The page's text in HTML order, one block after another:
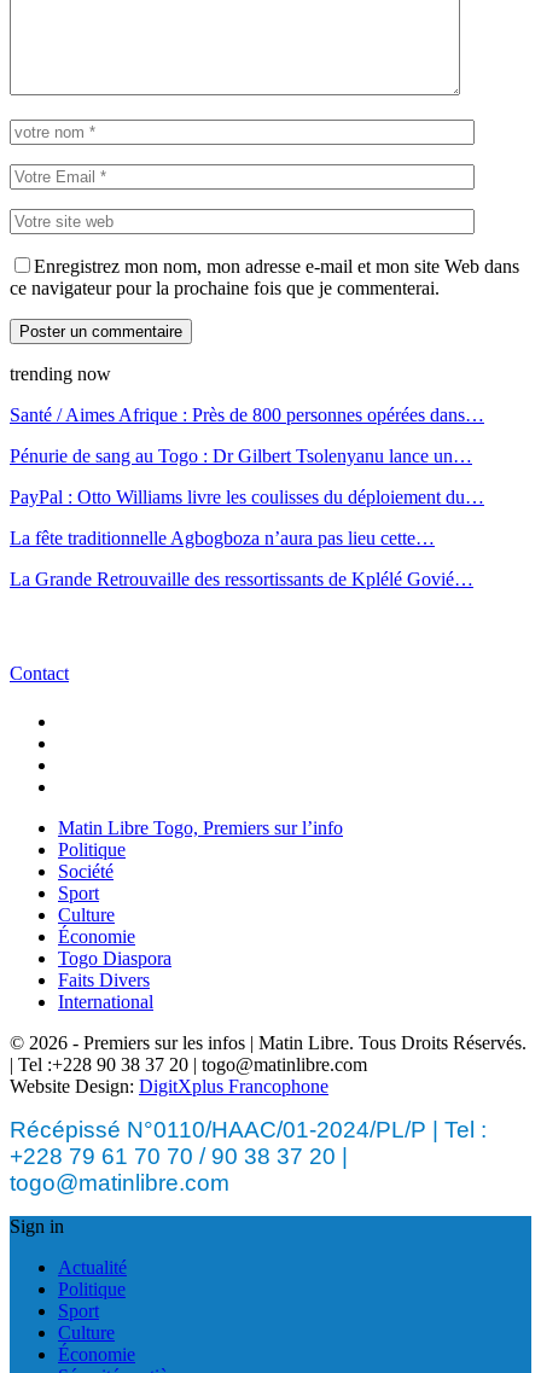
Enregistrez mon nom, mon adresse e-mail et mon site Web dans
ce navigateur pour la prochaine fois que je commenterai.
trending now
Santé / Aimes Afrique : Près de 800 personnes opérées dans…
Pénurie de sang au Togo : Dr Gilbert Tsolenyanu lance un…
PayPal : Otto Williams livre les coulisses du déploiement du…
La fête traditionnelle Agbogboza n’aura pas lieu cette…
La Grande Retrouvaille des ressortissants de Kplélé Govié…
Contact
Matin Libre Togo, Premiers sur l’info
Politique
Société
Sport
Culture
Économie
Togo Diaspora
Faits Divers
International
© 2026 - Premiers sur les infos | Matin Libre. Tous Droits Réservés.
| Tel :+228 90 38 37 20 | togo@matinlibre.com
Website Design: DigitXplus Francophone
Récépissé N°0110/HAAC/01-2024/PL/P | Tel :
+228 79 61 70 70 / 90 38 37 20 |
togo@matinlibre.com
Sign in
Actualité
Politique
Sport
Culture
Économie